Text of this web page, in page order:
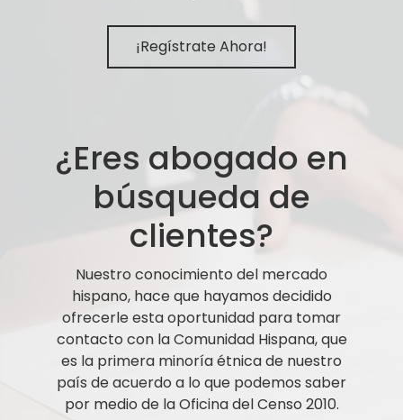
¡Regístrate Ahora!
¿Eres abogado en
búsqueda de
clientes?
Nuestro conocimiento del mercado
hispano, hace que hayamos decidido
ofrecerle esta oportunidad para tomar
contacto con la Comunidad Hispana, que
es la primera minoría étnica de nuestro
país de acuerdo a lo que podemos saber
por medio de la Oficina del Censo 2010.